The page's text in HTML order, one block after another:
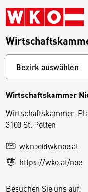
Wirtschaftskammer
Wirtschaftskammer-
3100 St. Pölten
wknoe@wknoe.at
https://wko.at/noe
Besuchen Sie uns auf:
D
e
s